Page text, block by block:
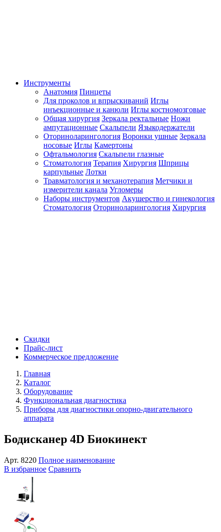
Инструменты
Анатомия Пинцеты
Для проколов и впрыскиваний Иглы
инъекционные и канюли Иглы костномозговые
Общая хирургия Зеркала ректальные Ножи
ампутационные Скальпели Языкодержатели
Оториноларингология Воронки ушные Зеркала
носовые Иглы Камертоны
Офтальмология Скальпели глазные
Стоматология Терапия Хирургия Шприцы
карпульные Лотки
Травматология и механотерапия Метчики и
измерители канала Угломеры
Наборы инструментов Акушерство и гинекология
Стоматология Оториноларингология Хирургия
Скидки
Прайс-лист
Коммерческое предложение
Главная
Каталог
Оборудование
Функциональная диагностика
Приборы для диагностики опорно-двигательного
аппарата
Бодисканер 4D Биокинект
Арт. 8220 Полное наименование
В избранное Сравнить